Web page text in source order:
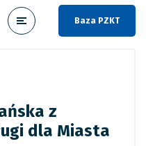
Baza PZKT
z
dla Miasta